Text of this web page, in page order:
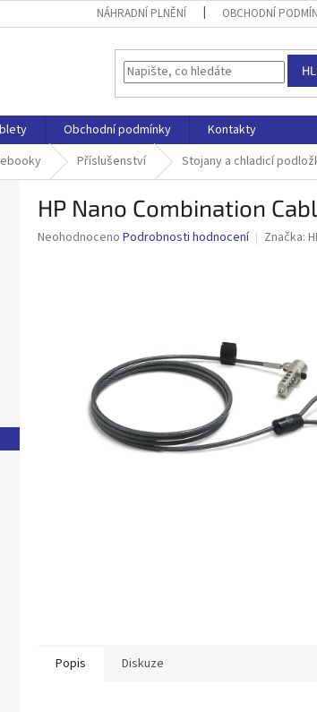
NÁHRADNÍ PLNĚNÍ OBCHODNÍ
Obchodní podmínky
Kontakty
Příslušenství Stojany a chladicí
HP Nano Combination
Průměrné
Neohodnoceno Podrobnosti hodnocení Značka:
Popis Diskuze